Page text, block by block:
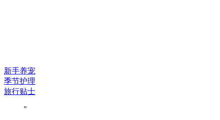
新手养宠
季节护理
旅行贴士
"